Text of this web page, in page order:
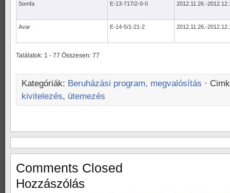
Somfa E-13-717/2-0-0 2012.11.26.-
Avar E-14-5/1-21-2 2012.11.26.-
Találatok: 1 - 77 Összesen: 77
Kategóriák: Beruházási program, megvalósítás ·
kivitelezés, ütemezés
Comments Closed
Hozzászólás